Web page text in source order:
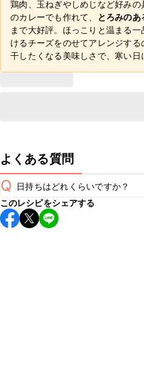
鶏肉、玉ねぎやしめじなど好み
のカレーでも作れて、
とろみの
まで大好評。ほっこりと温まる
けるチーズをのせてアレンジす
干したくなる美味しさで、寒い日
よくある質問
Q 日持ちはどれくらいですか？
こちらのレシピは出来たてをお
すすめします。
このレシピをシェアする